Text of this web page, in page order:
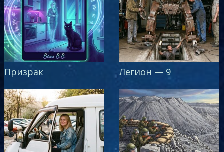
Призрак Легион — 9